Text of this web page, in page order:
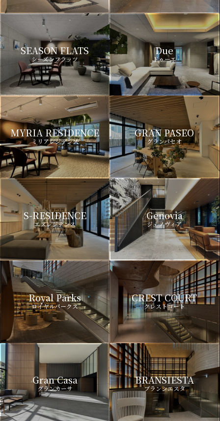
SEASON FLATS
シーズンフラッツ
Due
ドゥーエ
MYRIA RESIDENCE
ミリアレジデンス
GRAN PASEO
グランパセオ
S-RESIDENCE
エスレジデンス
Genovia
ジェノヴィア
Royal Parks
ロイヤルパークス
CREST COURT
クレストコート
Gran Casa
グランカーサ
BRANSIESTA
ブランシエスタ